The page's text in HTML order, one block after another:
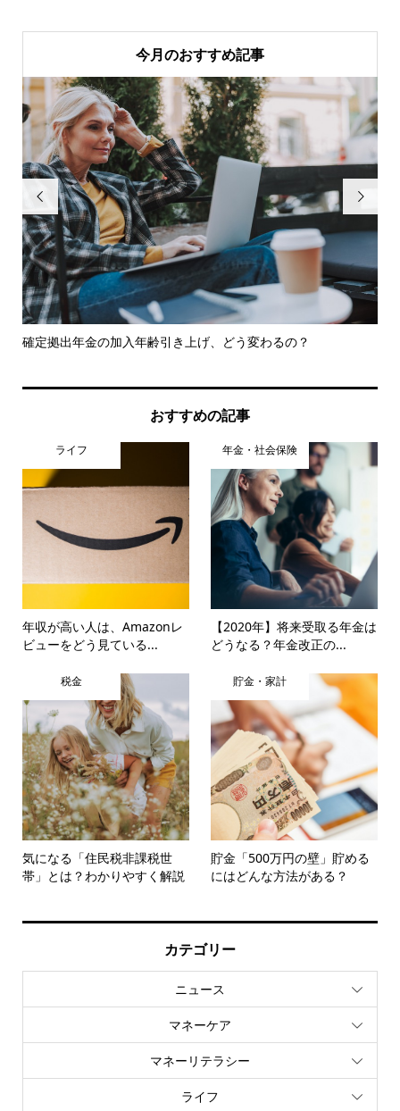
今月のおすすめ記事

確定拠出年金の加入年齢引き上げ、どう変わるの？

おすすめの記事
ライフ
年収が高い人は、Amazonレ
ビューをどう見ている...
年金・社会保険
【2020年】将来受取る年金は
どうなる？年金改正の...
税金
気になる「住民税非課税世
帯」とは？わかりやすく解説
貯金・家計
貯金「500万円の壁」貯める
にはどんな方法がある？
カテゴリー
ニュース
マネーケア
マネーリテラシー
ライフ